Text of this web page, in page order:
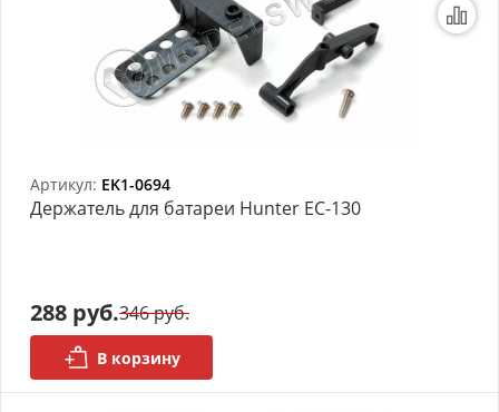
Артикул: EK1-0694
Держатель для батареи Hunter EC-130
288 руб.346 руб.
В корзину